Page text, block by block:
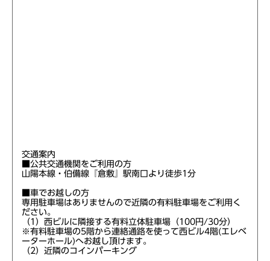
交通案内
■公共交通機関をご利用の方
山陽本線・伯備線『倉敷』駅南口より徒歩1分
■車でお越しの方
専用駐車場はありませんので近隣の有料駐車場をご利用く
ださい。
（1）西ビルに隣接する有料立体駐車場（100円/30分）
※有料駐車場の5階から連絡通路を使って西ビル4階(エレベ
ーターホール)へお越し頂けます。
（2）近隣のコインパーキング